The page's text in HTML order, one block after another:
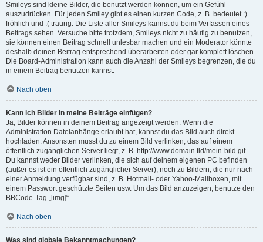
Smileys sind kleine Bilder, die benutzt werden können, um ein Gefühl
auszudrücken. Für jeden Smiley gibt es einen kurzen Code, z. B. bedeutet :)
fröhlich und :( traurig. Die Liste aller Smileys kannst du beim Verfassen eines
Beitrags sehen. Versuche bitte trotzdem, Smileys nicht zu häufig zu benutzen,
sie können einen Beitrag schnell unlesbar machen und ein Moderator könnte
deshalb deinen Beitrag entsprechend überarbeiten oder gar komplett löschen.
Die Board-Administration kann auch die Anzahl der Smileys begrenzen, die du
in einem Beitrag benutzen kannst.
Nach oben
Kann ich Bilder in meine Beiträge einfügen?
Ja, Bilder können in deinem Beitrag angezeigt werden. Wenn die
Administration Dateianhänge erlaubt hat, kannst du das Bild auch direkt
hochladen. Ansonsten musst du zu einem Bild verlinken, das auf einem
öffentlich zugänglichen Server liegt, z. B. http://www.domain.tld/mein-bild.gif.
Du kannst weder Bilder verlinken, die sich auf deinem eigenen PC befinden
(außer es ist ein öffentlich zugänglicher Server), noch zu Bildern, die nur nach
einer Anmeldung verfügbar sind, z. B. Hotmail- oder Yahoo-Mailboxen, mit
einem Passwort geschützte Seiten usw. Um das Bild anzuzeigen, benutze den
BBCode-Tag „[img]“.
Nach oben
Was sind globale Bekanntmachungen?